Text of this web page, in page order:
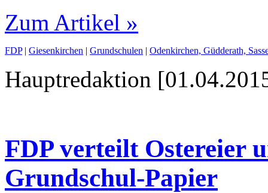
Zum Artikel »
FDP| Giesenkirchen | Grundschulen | Odenkirchen, Güdderath,
Hauptredaktion
FDP verteilt Ostereier
Grundschul-Papier